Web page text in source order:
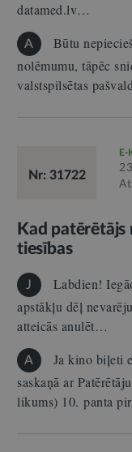
datamed.lv…
A
Būtu
nolēmumu, tāpēc
valstspilsētas
Nr: 31722
Kad
tiesības
J
Labdien!
apstākļu dēļ
atteicās anulēt…
A
Ja kino biļeti
saskaņā ar
likums) 10. panta